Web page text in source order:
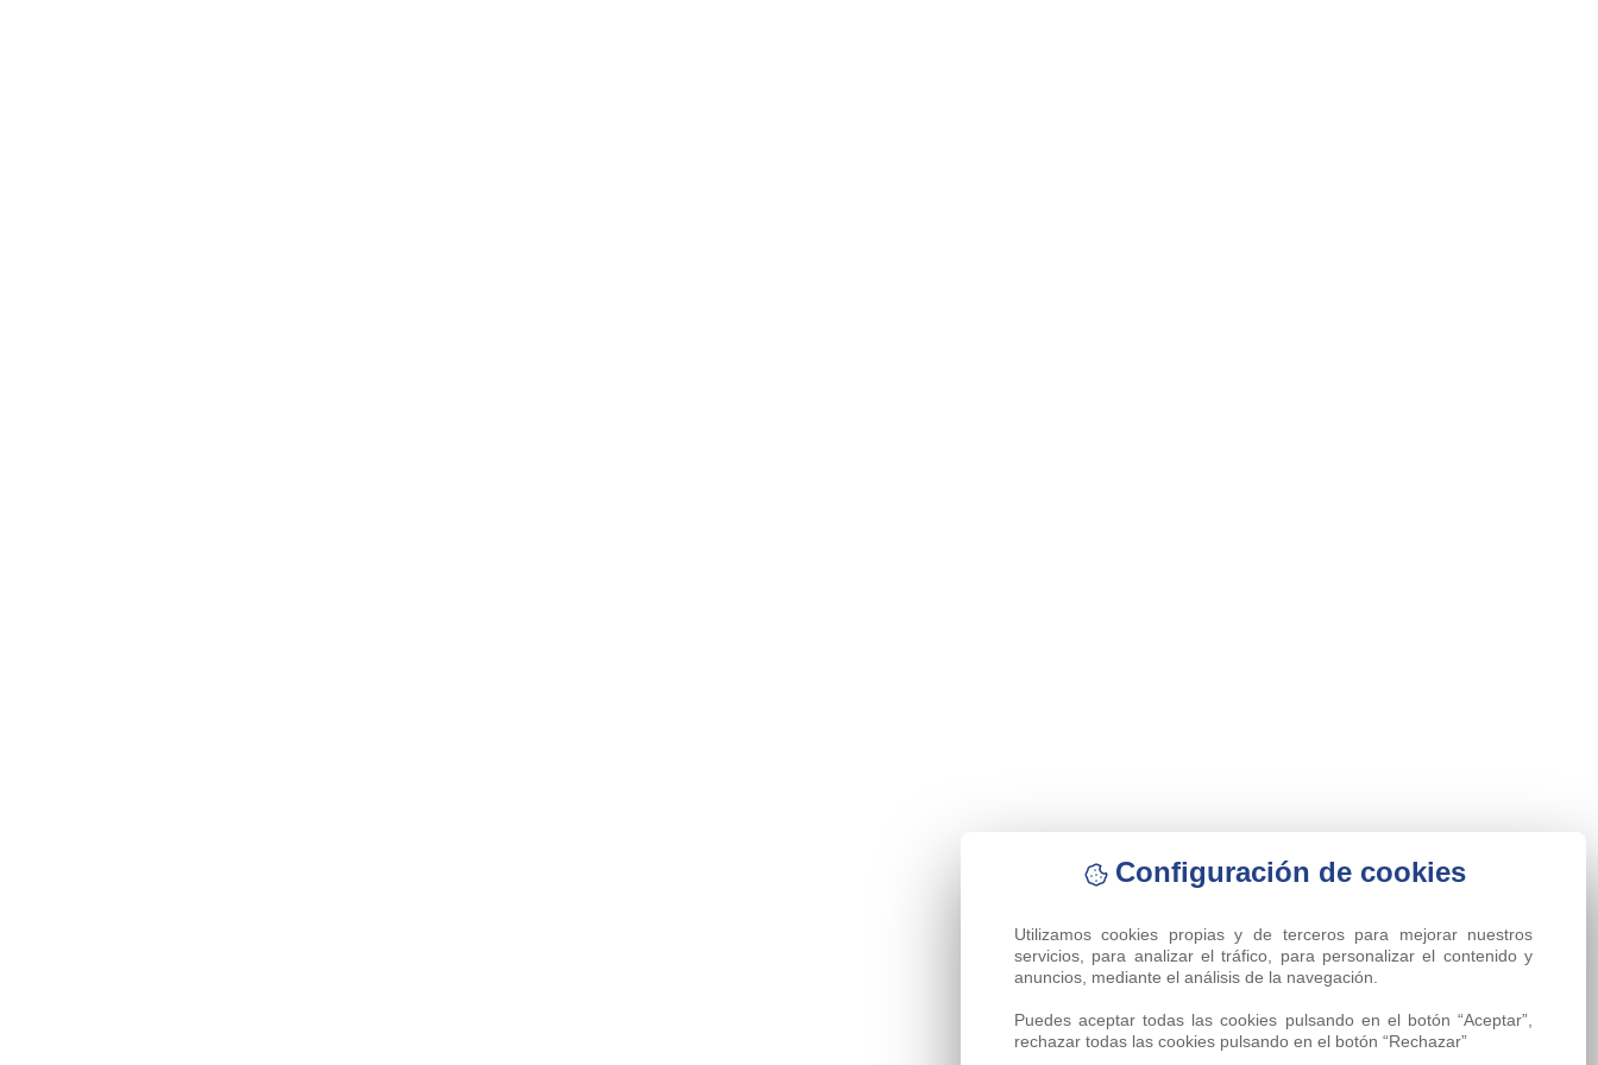
Configuración de cookies
Utilizamos cookies propias y de terceros para mejorar nuestros
servicios, para analizar el tráfico, para personalizar el contenido y
anuncios, mediante el análisis de la navegación.
Puedes aceptar todas las cookies pulsando en el botón “Aceptar”,
rechazar todas las cookies pulsando en el botón “Rechazar”